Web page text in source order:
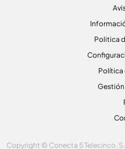
Politica
Política
Copyright © Conecta 5 Telecinco,